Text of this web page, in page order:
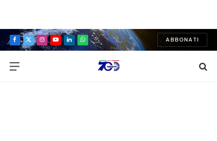
Facebook
X
Instagram
YouTubeLinkedInWhatsApp
ABBONATI